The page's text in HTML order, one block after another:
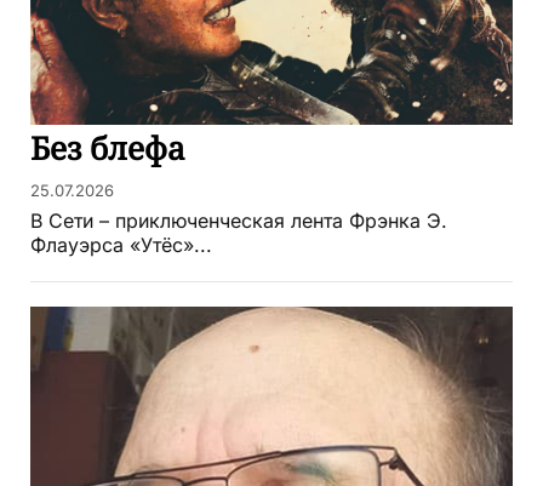
Без блефа
25.07.2026
В Сети – приключенческая лента Фрэнка Э.
Флауэрса «Утёс»...